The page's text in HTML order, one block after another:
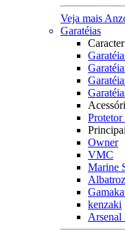
Veja mais
Garatéias
Protetor
Owner
VMC
Marine
Albatroz
kenzaki
Arsenal